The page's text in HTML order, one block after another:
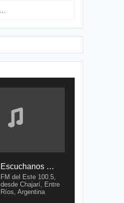
Escuchanos en Vivo
FM del Este 100.5,
desde Chajarí, Entre
Ríos, Argentina